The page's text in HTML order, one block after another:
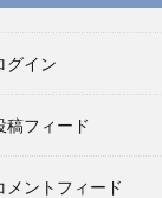
グイン
稿フィード
メントフィード